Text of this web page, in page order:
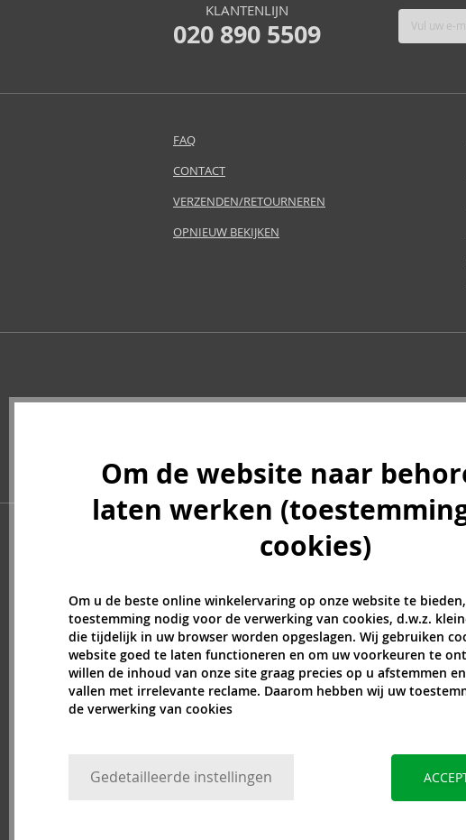
Dermacol (15)
Eleven Australia (33)
GHD (6)
Goldwell (321)
Heimish (2)
HH Simonsen (3)
Indola (45)
Inebrya (31)
Insight (73)
InvisiBobble (57)
ISDIN (1)
John Masters Organics (22)
Just For Men (6)
KLANTENLIJN
020 890 5509
FAQ
CONTACT
VERZENDEN/RETOURNEREN
OPNIEUW BEKIJKEN
Om de website naar
laten werken
cookies)
Om u de beste online winkelervaring op onze website te
toestemming nodig voor de verwerking van cookies, d.w.z.
die tijdelijk in uw browser worden opgeslagen. Wij gebruiken
website goed te laten functioneren en om uw voorkeuren te
willen de inhoud van onze site graag precies op u afstemmen
vallen met irrelevante reclame. Daarom hebben wij uw
de verwerking van cookies
Gedetailleerde instellingen